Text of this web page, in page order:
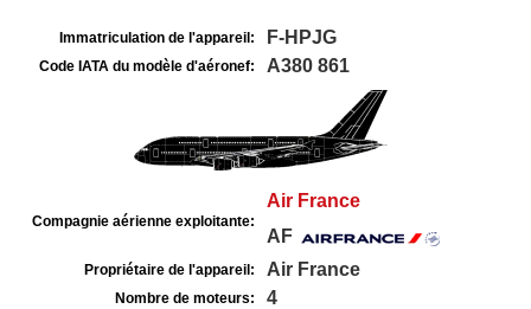
Immatriculation de l'appareil: F-HPJG
Code IATA du modèle d'aéronef: A380 861
Compagnie aérienne exploitante:
Air France
AF
Propriétaire de l'appareil: Air France
Nombre de moteurs: 4